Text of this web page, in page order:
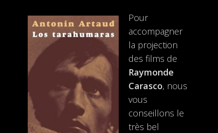
Pour
accompagner
la projection
des films de
Raymonde
Carasco, nous
vous
conseillons le
très bel